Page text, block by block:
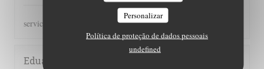
Personalizar
Política de proteção de dados pessoais
undefined
service très attentif, excellente qualité des mets
Eduard